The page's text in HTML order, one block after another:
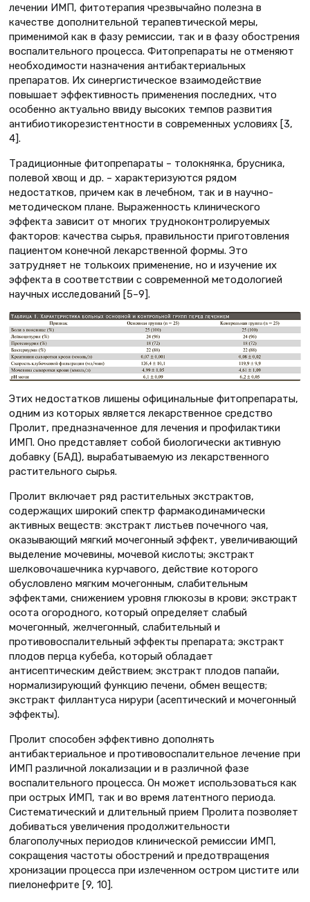
лечении ИМП, фитотерапия чрезвычайно полезна в
качестве дополнительной терапевтической меры,
применимой как в фазу ремиссии, так и в фазу обострения
воспалительного процесса. Фитопрепараты не отменяют
необходимости назначения антибактериальных
препаратов. Их синергистическое взаимодействие
повышает эффективность применения последних, что
особенно актуально ввиду высоких темпов развития
антибиотикорезистентности в современных условиях [3,
4].
Традиционные фитопрепараты – толокнянка, брусника,
полевой хвощ и др. – характеризуются рядом
недостатков, причем как в лечебном, так и в научно-
методическом плане. Выраженность клинического
эффекта зависит от многих трудноконтролируемых
факторов: качества сырья, правильности приготовления
пациентом конечной лекарственной формы. Это
затрудняет не толькоих применение, но и изучение их
эффекта в соответствии с современной методологией
научных исследований [5–9].
Этих недостатков лишены официнальные фитопрепараты,
одним из которых является лекарственное средство
Пролит, предназначенное для лечения и профилактики
ИМП. Оно представляет собой биологически активную
добавку (БАД), вырабатываемую из лекарственного
растительного сырья.
Пролит включает ряд растительных экстрактов,
содержащих широкий спектр фармакодинамически
активных веществ: экстракт листьев почечного чая,
оказывающий мягкий мочегонный эффект, увеличивающий
выделение мочевины, мочевой кислоты; экстракт
шелковочашечника курчавого, действие которого
обусловлено мягким мочегонным, слабительным
эффектами, снижением уровня глюкозы в крови; экстракт
осота огородного, который определяет слабый
мочегонный, желчегонный, слабительный и
противовоспалительный эффекты препарата; экстракт
плодов перца кубеба, который обладает
антисептическим действием; экстракт плодов папайи,
нормализирующий функцию печени, обмен веществ;
экстракт филлантуса нирури (асептический и мочегонный
эффекты).
Пролит способен эффективно дополнять
антибактериальное и противовоспалительное лечение при
ИМП различной локализации и в различной фазе
воспалительного процесса. Он может использоваться как
при острых ИМП, так и во время латентного периода.
Систематический и длительный прием Пролита позволяет
добиваться увеличения продолжительности
благополучных периодов клинической ремиссии ИМП,
сокращения частоты обострений и предотвращения
хронизации процесса при излеченном остром цистите или
пиелонефрите [9, 10].